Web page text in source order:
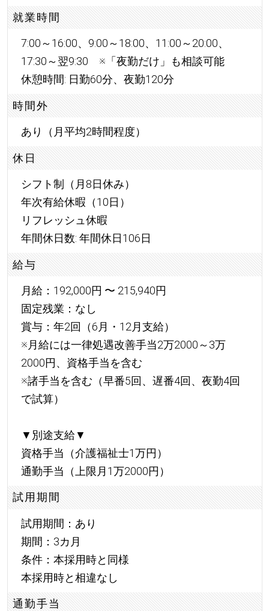
就業時間
7:00～16:00、9:00～18:00、11:00～20:00、
17:30～翌9:30 ※「夜勤だけ」も相談可能
休憩時間: 日勤60分、夜勤120分
時間外
あり（月平均2時間程度）
休日
シフト制（月8日休み）
年次有給休暇（10日）
リフレッシュ休暇
年間休日数: 年間休日106日
給与
月給：192,000円 〜 215,940円
固定残業：なし
賞与：年2回（6月・12月支給）
※月給には一律処遇改善手当2万2000～3万
2000円、資格手当を含む
※諸手当を含む（早番5回、遅番4回、夜勤4回
で試算）
▼別途支給▼
資格手当（介護福祉士1万円）
通勤手当（上限月1万2000円）
試用期間
試用期間：あり
期間：3カ月
条件：本採用時と同様
本採用時と相違なし
通勤手当